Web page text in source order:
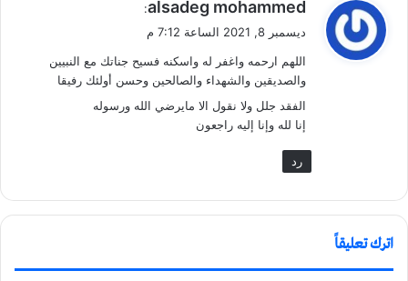
ل
alsadeg mohammed
:
ديسمبر 8, 2021 الساعة 7:12 م
اللهم ارحمه واغفر له واسكنه فسيح جناتك مع النبيين
والصديقين والشهداء والصالحين وحسن أولئك رفيقا
الفقد جلل ولا نقول الا مايرضي الله ورسوله
إنا لله وإنا إليه راجعون
رد
اترك تعليقاً